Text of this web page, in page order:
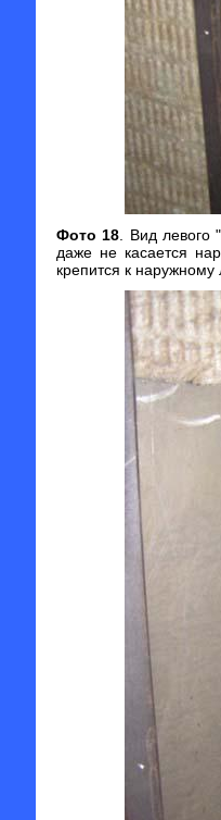
Фото 18 . Вид левого
даже не касается
крепится к наружному